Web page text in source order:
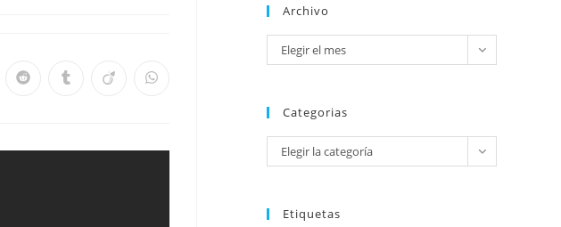
Archivo
Elegir el mes
Categorias
Elegir la categoría
Etiquetas